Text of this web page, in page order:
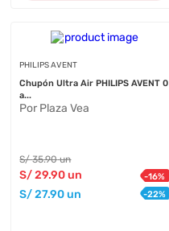
PHILIPS AVENT
Chupón Ultra Air PHILIPS AVENT 0
a...
Por Plaza Vea
S/35.90 un
S/29.90 un -16%
S/27.90 un -22%